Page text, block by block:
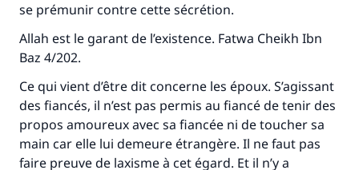
se prémunir contre cette sécrétion.
Allah est le garant de l’existence. Fatwa Cheikh Ibn
Baz 4/202.
Ce qui vient d’être dit concerne les époux. S’agissant
des fiancés, il n’est pas permis au fiancé de tenir des
propos amoureux avec sa fiancée ni de toucher sa
main car elle lui demeure étrangère. Il ne faut pas
faire preuve de laxisme à cet égard. Et il n’y a
même récompense que celui qui le fait."
(MOUSLIM 1893)
Soutenez IslamQA